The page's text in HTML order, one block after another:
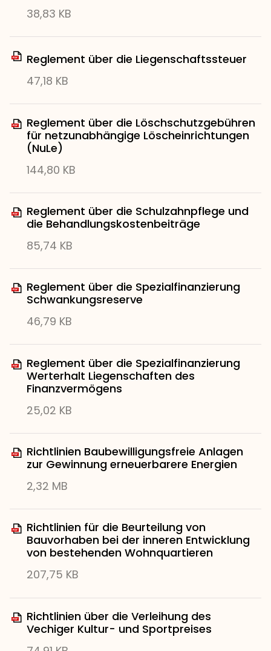
38,83 KB
Reglement über die Liegenschaftssteuer
47,18 KB
Reglement über die Löschschutzgebühren
für netzunabhängige Löscheinrichtungen
(NuLe)
144,80 KB
Reglement über die Schulzahnpflege und
die Behandlungskostenbeiträge
85,74 KB
Reglement über die Spezialfinanzierung
Schwankungsreserve
46,79 KB
Reglement über die Spezialfinanzierung
Werterhalt Liegenschaften des
Finanzvermögens
25,02 KB
Richtlinien Baubewilligungsfreie Anlagen
zur Gewinnung erneuerbarere Energien
2,32 MB
Richtlinien für die Beurteilung von
Bauvorhaben bei der inneren Entwicklung
von bestehenden Wohnquartieren
207,75 KB
Richtlinien über die Verleihung des
Vechiger Kultur- und Sportpreises